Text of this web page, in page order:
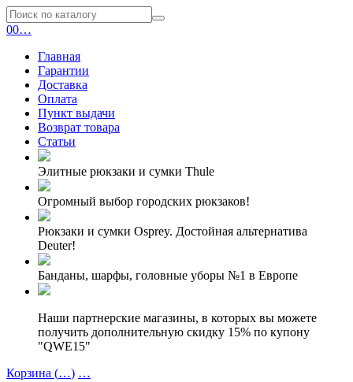
00…
Главная
Гарантии
Доставка
Оплата
Пункт выдачи
Возврат товара
Статьи
Элитные рюкзаки и сумки Thule
Огромный выбор городских рюкзаков!
Рюкзаки и сумки Osprey. Достойная альтернатива
Deuter!
Банданы, шарфы, головные уборы №1 в Европе
Наши партнерские магазины, в которых вы можете
получить дополнительную скидку 15% по купону
"QWE15"
Корзина (…) …